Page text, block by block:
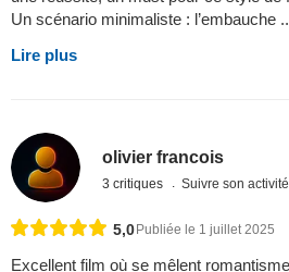
Un scénario minimaliste : l’embauche
Lire plus
olivier francois
3 critiques Suivre son activité
5,0Publiée le 1 juillet 2025
Excellent film où se mêlent